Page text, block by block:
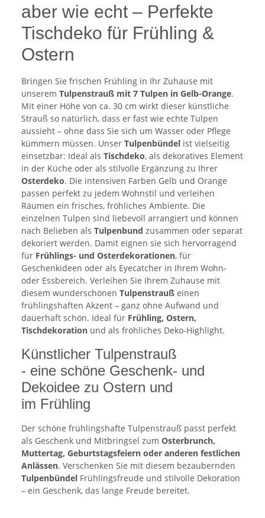
aber wie echt – Perfekte
Tischdeko für Frühling &
Ostern
Bringen Sie frischen Frühling in Ihr Zuhause mit
unserem Tulpenstrauß mit 7 Tulpen in Gelb-Orange.
Mit einer Höhe von ca. 30 cm wirkt dieser künstliche
Strauß so natürlich, dass er fast wie echte Tulpen
aussieht – ohne dass Sie sich um Wasser oder Pflege
kümmern müssen. Unser Tulpenbündel ist vielseitig
einsetzbar: Ideal als Tischdeko, als dekoratives Element
in der Küche oder als stilvolle Ergänzung zu Ihrer
Osterdeko. Die intensiven Farben Gelb und Orange
passen perfekt zu jedem Wohnstil und verleihen
Räumen ein frisches, fröhliches Ambiente. Die
einzelnen Tulpen sind liebevoll arrangiert und können
nach Belieben als Tulpenbund zusammen oder separat
dekoriert werden. Damit eignen sie sich hervorragend
für Frühlings- und Osterdekorationen, für
Geschenkideen oder als Eyecatcher in Ihrem Wohn-
oder Essbereich. Verleihen Sie Ihrem Zuhause mit
diesem wunderschönen Tulpenstrauß einen
frühlingshaften Akzent – ganz ohne Aufwand und
dauerhaft schön. Ideal für Frühling, Ostern,
Tischdekoration und als fröhliches Deko-Highlight.
Künstlicher Tulpenstrauß
- eine schöne Geschenk- und
Dekoidee zu Ostern und
im Frühling
Der schöne frühlingshafte Tulpenstrauß passt perfekt
als Geschenk und Mitbringsel zum Osterbrunch,
Muttertag, Geburtstagsfeiern oder anderen festlichen
Anlässen. Verschenken Sie mit diesem bezaubernden
Tulpenbündel Frühlingsfreude und stilvolle Dekoration
– ein Geschenk, das lange Freude bereitet.